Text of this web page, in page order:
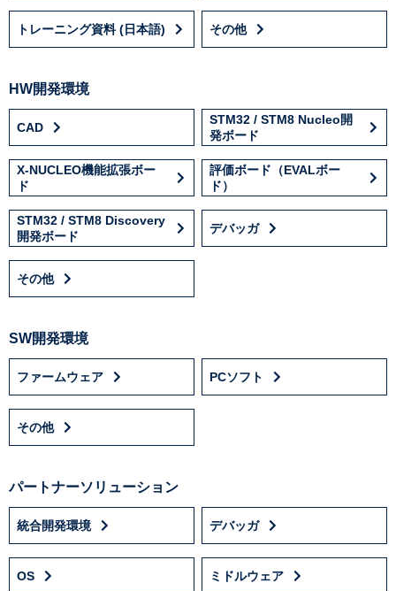
トレーニング資料 (日本語) その他
HW開発環境
CAD
STM32 / STM8 Nucleo開
発ボード
X-NUCLEO機能拡張ボー
ド
評価ボード（EVALボー
ド）
STM32 / STM8 Discovery
開発ボード
デバッガ
その他
SW開発環境
ファームウェア PCソフト
その他
パートナーソリューション
統合開発環境 デバッガ
OS ミドルウェア